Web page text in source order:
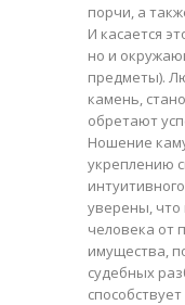
порчи, а
И касается
но и
предметы).
камень,
обретают
Ношение
укреплению
уверены, что
человека от
имущества,
судебных